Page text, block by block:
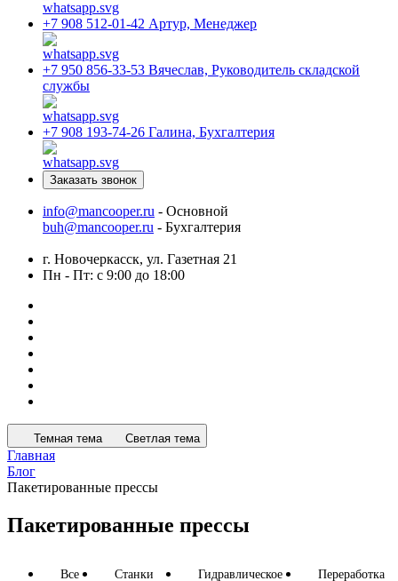
+7 908 512-01-42 Артур, Менеджер
+7 950 856-33-53 Вячеслав, Руководитель складской
службы
+7 908 193-74-26 Галина, Бухгалтерия
Заказать звонок
info@mancooper.ru - Основной
buh@mancooper.ru - Бухгалтерия
г. Новочеркасск, ул. Газетная 21
Пн - Пт: с 9:00 до 18:00
Темная тема Светлая тема
Главная
Блог
Пакетированные прессы
Пакетированные прессы
Все
Станки
Гидравлическое
Переработка